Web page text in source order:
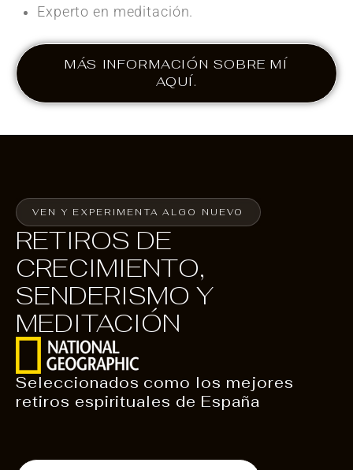
Experto en meditación.
MÁS INFORMACIÓN SOBRE MÍ
AQUÍ.
VEN Y EXPERIMENTA ALGO NUEVO
RETIROS DE
CRECIMIENTO,
SENDERISMO Y
MEDITACIÓN
Seleccionados como los mejores
retiros espirituales de España